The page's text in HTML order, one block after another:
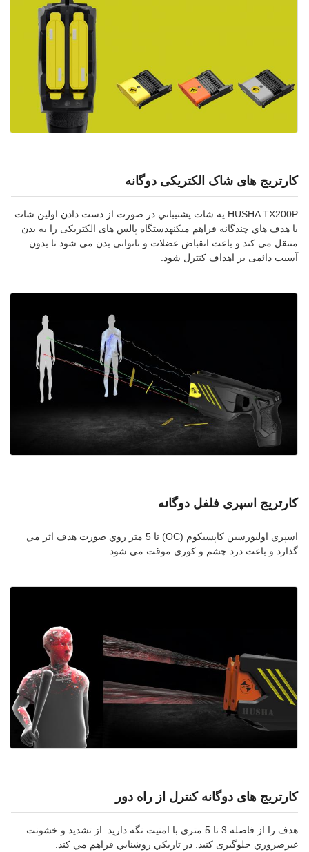
کارتریج های شاک الکتریکی دوگانه
HUSHA TX200P يه شات پشتیباني در صورت از دست دادن اولين شات
يا هدف هاي چندگانه فراهم ميکنهدستگاه پالس های الکتریکی را به بدن
منتقل می کند و باعث انقباض عضلات و ناتوانی بدن می شود.تا بدون
آسیب دائمی بر اهداف کنترل شود.
کارتریج اسپری فلفل دوگانه
اسپري اوليورسين کاپسيکوم (OC) تا 5 متر روي صورت هدف اثر مي
گذارد و باعث درد چشم و کوري موقت مي شود.
کارتریج های دوگانه کنترل از راه دور
هدف را از فاصله 3 تا 5 متري با امنيت نگه داريد. از تشديد و خشونت
غيرضروري جلوگیری کنید. در تاريکي روشنايي فراهم مي کند.